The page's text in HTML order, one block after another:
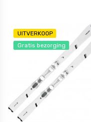
UITVERKOOP
Gratis bezorging